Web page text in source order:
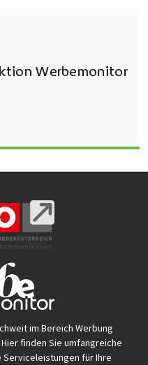
Werbemonitor
im Bereich Werbung
finden Sie umfangreiche
für Ihre